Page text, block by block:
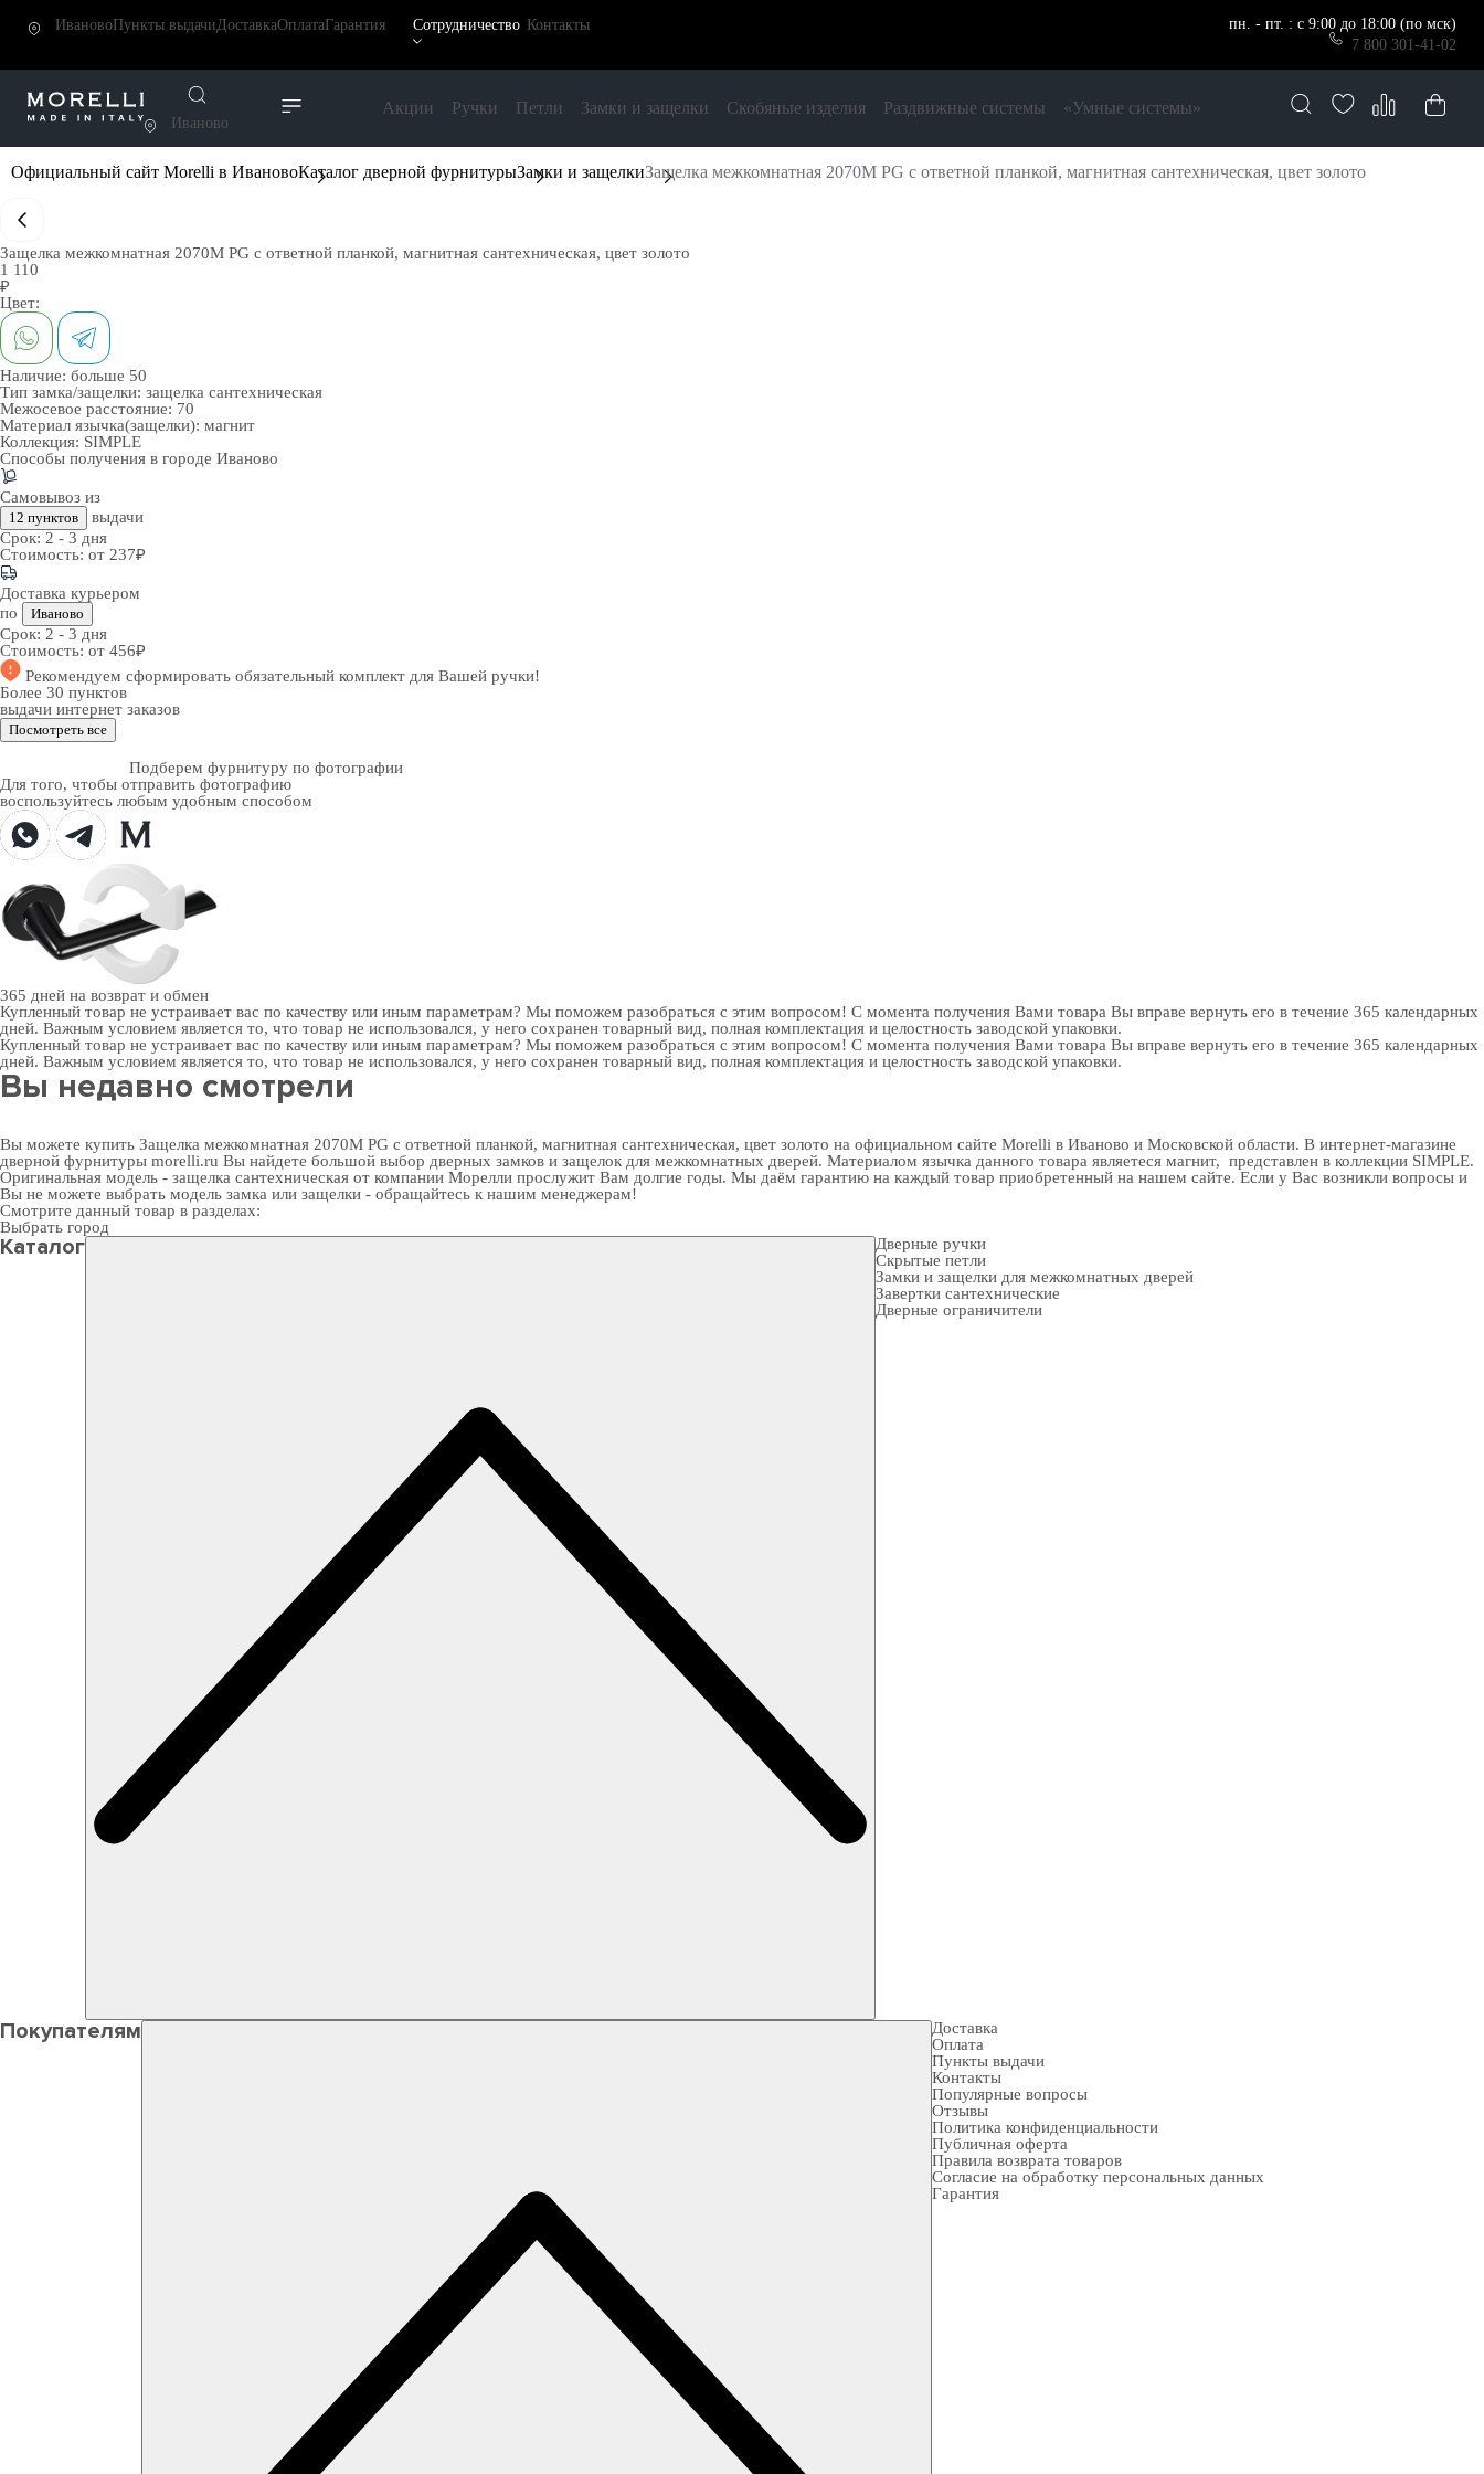
ИвановоПункты выдачиДоставкаОплатаГарантия Сотрудничество Контакты
пн. - пт. : с 9:00 до 18:00 (по мск)
7 800 301-41-02
Иваново
Акции Ручки Петли Замки и защелки Скобяные изделия Раздвижные системы «Умные системы»
Официальный сайт Morelli в ИвановоКаталог дверной фурнитурыЗамки и защелкиЗащелка межкомнатная 2070M PG с ответной планкой, магнитная сантехническая, цвет золото
Защелка межкомнатная 2070M PG с ответной планкой, магнитная сантехническая, цвет золото
1 110
₽
Цвет:
Наличие: больше 50
Тип замка/защелки: защелка сантехническая
Межосевое расстояние: 70
Материал язычка(защелки): магнит
Коллекция: SIMPLE
Способы получения в городе Иваново
Самовывоз из
12 пунктов
выдачи
Срок: 2 - 3 дня
Стоимость: от 237₽
Доставка курьером
по
Иваново
Срок: 2 - 3 дня
Стоимость: от 456₽
Рекомендуем сформировать обязательный комплект для Вашей ручки!
Более 30 пунктов
выдачи интернет заказов
Посмотреть все
Подберем фурнитуру по фотографии
Для того, чтобы отправить фотографию
воспользуйтесь любым удобным способом
365 дней на возврат и обмен
Купленный товар не устраивает вас по качеству или иным параметрам? Мы поможем разобраться с этим вопросом! С момента получения Вами товара Вы вправе вернуть его в течение 365 календарных
дней. Важным условием является то, что товар не использовался, у него сохранен товарный вид, полная комплектация и целостность заводской упаковки.
Купленный товар не устраивает вас по качеству или иным параметрам? Мы поможем разобраться с этим вопросом! С момента получения Вами товара Вы вправе вернуть его в течение 365 календарных
дней. Важным условием является то, что товар не использовался, у него сохранен товарный вид, полная комплектация и целостность заводской упаковки.
Вы недавно смотрели
Вы можете купить Защелка межкомнатная 2070M PG с ответной планкой, магнитная сантехническая, цвет золото на официальном сайте Morelli в Иваново и Московской области. В интернет-магазине
дверной фурнитуры morelli.ru Вы найдете большой выбор дверных замков и защелок для межкомнатных дверей. Материалом язычка данного товара являетеся магнит, представлен в коллекции SIMPLE.
Оригинальная модель - защелка сантехническая от компании Морелли прослужит Вам долгие годы. Мы даём гарантию на каждый товар приобретенный на нашем сайте. Если у Вас возникли вопросы и
Вы не можете выбрать модель замка или защелки - обращайтесь к нашим менеджерам!
Смотрите данный товар в разделах:
Выбрать город
Каталог
Дверные ручки
Скрытые петли
Замки и защелки для межкомнатных дверей
Завертки сантехнические
Дверные ограничители
Покупателям
Доставка
Оплата
Пункты выдачи
Контакты
Популярные вопросы
Отзывы
Политика конфиденциальности
Публичная оферта
Правила возврата товаров
Согласие на обработку персональных данных
Гарантия